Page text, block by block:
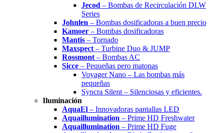
Jecod – Bombas de Recirculación DLW
Series
Johnlen – Bombas dosificadoras a buen precio
Kamoer – Bombas dosificadoras
Mantis – Tornado
Maxspect – Turbine Duo & JUMP
Rossmont – Bombas AC
Sicce – Pequeñas pero matonas
Voyager Nano – Las bombas más
pequeñas
Syncra Silent – Silenciosas y eficientes.
Iluminación
AquaEl – Innovadoras pantallas LED
Aquaillumination – Prime HD Freshwater
Aquaillumination – Prime HD Fuge